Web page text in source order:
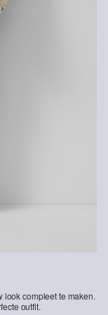
compleet te maken.
outfit.